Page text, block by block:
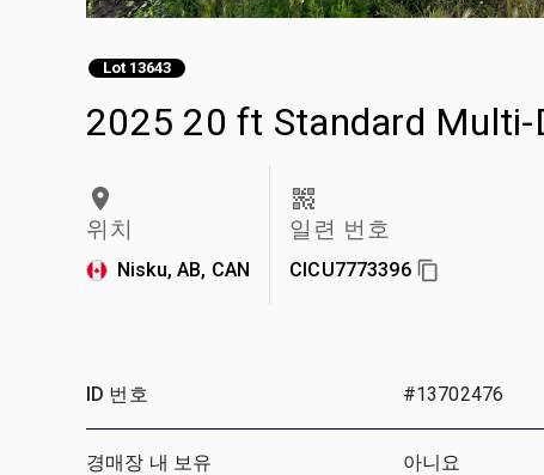
Lot 13643
2025 20 ft Standard Multi-
위치
Nisku, AB, CAN
일련 번호
CICU7773396
ID 번호 #13702476
경매장 내 보유 아니요